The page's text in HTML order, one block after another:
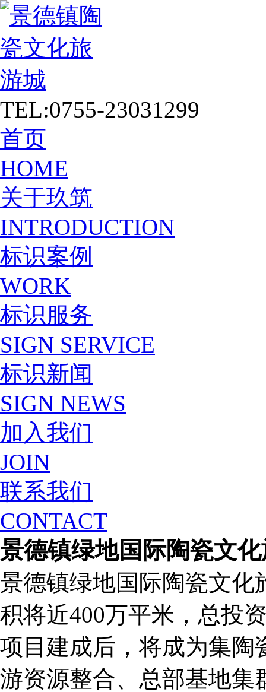
TEL:0755-23031299
首页
HOME
关于玖筑
INTRODUCTION
标识案例
WORK
标识服务
SIGN SERVICE
标识新闻
SIGN NEWS
加入我们
JOIN
联系我们
CONTACT
景德镇绿地国际陶瓷文
景德镇绿地国际陶瓷文化
积将近400万平米，总投
项目建成后，将成为集陶
游资源整合、总部基地集